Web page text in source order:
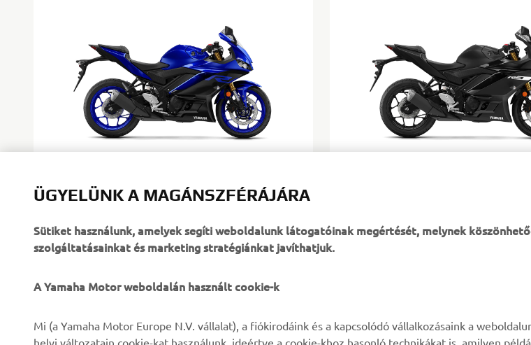
ÜGYELÜNK A MAGÁNSZFÉRÁJÁRA
Sütiket használunk, amelyek segíti weboldalunk látogatóinak megértését, melynek
szolgáltatásainkat és marketing stratégiánkat javíthatjuk.
A Yamaha Motor weboldalán használt cookie-k
Mi (a Yamaha Motor Europe N.V. vállalat), a fiókirodáink és a kapcsolódó vállalkozásaink a
helyi változatain cookie-kat használunk, ideértve a cookie-khoz hasonló technikákat is, amilyen